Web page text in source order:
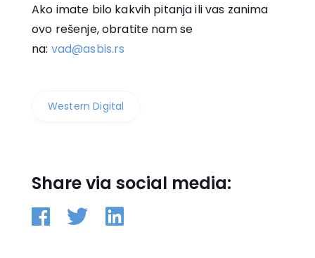
Ako imate bilo kakvih pitanja ili vas zanima
ovo rešenje, obratite nam se
na: vad@asbis.rs
Western Digital
Share via social media: